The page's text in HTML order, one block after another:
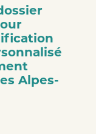
Alpes-